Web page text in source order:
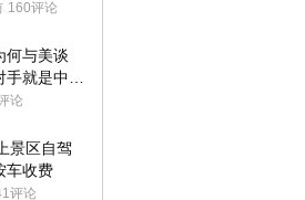
160评论
何与美谈
手就是中
话
论
景区自驾
车收费
评论